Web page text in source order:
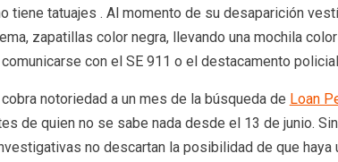
tiene tatuajes . Al momento de su desaparición
zapatillas color negra, llevando una mochila
con el SE 911 o el destacamento
notoriedad a un mes de la búsqueda de Loan
de quien no se sabe nada desde el 13 de junio.
no descartan la posibilidad de que haya